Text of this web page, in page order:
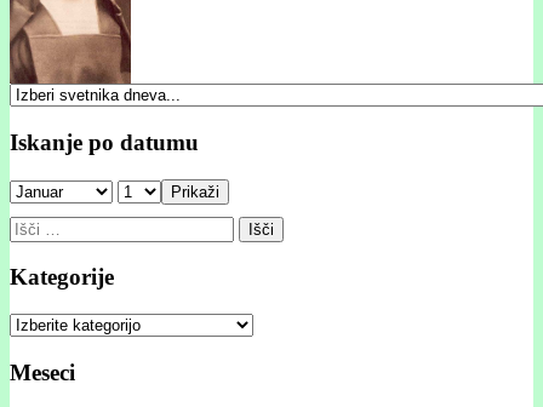
Iskanje po datumu
Prikaži
Išči:
Kategorije
Kategorije
Meseci